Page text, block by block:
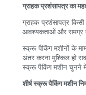
ग्राहक प्रशंसापत्र का
ग्राहक प्रशंसापत्र
आवश्यकताओं और समग्र
स्क्रू पैकिंग मशीनों के
अंतर करना मुश्किल हो
स्क्रू पैकिंग मशीन चुनने
शीर्ष स्क्रू पैकिंग मशीन